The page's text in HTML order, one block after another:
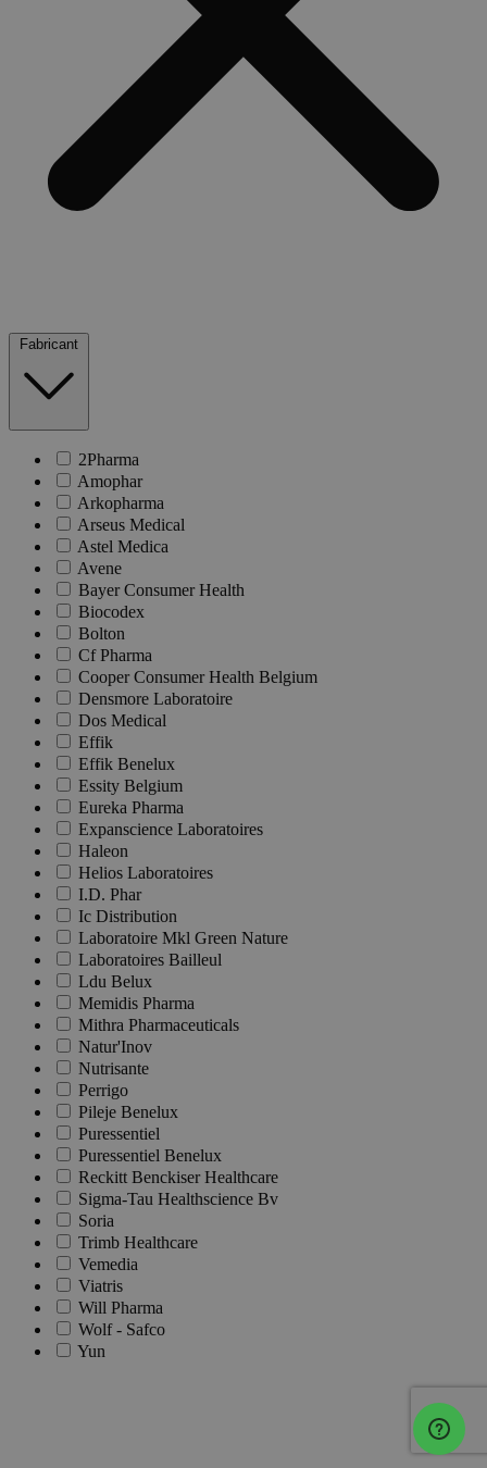
Fabricant
2Pharma
Amophar
Arkopharma
Arseus Medical
Astel Medica
Avene
Bayer Consumer Health
Biocodex
Bolton
Cf Pharma
Cooper Consumer Health Belgium
Densmore Laboratoire
Dos Medical
Effik
Effik Benelux
Essity Belgium
Eureka Pharma
Expanscience Laboratoires
Haleon
Helios Laboratoires
I.D. Phar
Ic Distribution
Laboratoire Mkl Green Nature
Laboratoires Bailleul
Ldu Belux
Memidis Pharma
Mithra Pharmaceuticals
Natur'Inov
Nutrisante
Perrigo
Pileje Benelux
Puressentiel
Puressentiel Benelux
Reckitt Benckiser Healthcare
Sigma-Tau Healthscience Bv
Soria
Trimb Healthcare
Vemedia
Viatris
Will Pharma
Wolf - Safco
Yun